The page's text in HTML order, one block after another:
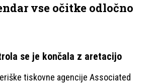
vse očitke odločno
se je končala z aretacijo
tiskovne agencije Associated